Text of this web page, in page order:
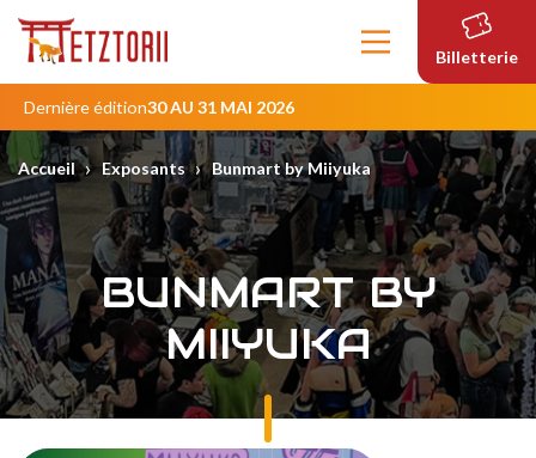
Contenu
principal
Billetterie
Dernière édition30 AU 31 MAI 2026
Accueil › Exposants › Bunmart by Miiyuka
BUNMART BY
MIIYUKA